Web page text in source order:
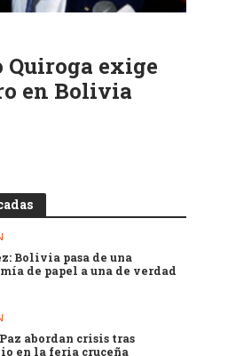
Quiroga exige
en Bolivia
Bolivia pasa de una
de papel a una de verdad
abordan crisis tras
en la feria cruceña